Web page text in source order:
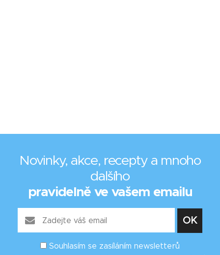
Novinky, akce, recepty a mnoho
dalšího
pravidelně ve vašem emailu
Souhlasím se zasíláním newsletterů